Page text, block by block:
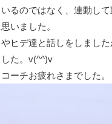
るのではなく、連動し
いました。
ヒデ達と話しをしました
た。v(^^)v
ーチお疲れさまでした。